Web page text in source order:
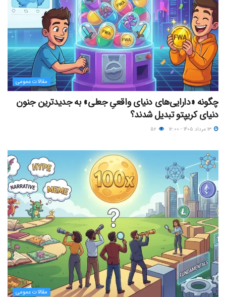
مقالات عمومی
چگونه «دارایی‌های دنیای واقعیِ جعلی» به جدیدترین جنون
دنیای کریپتو تبدیل شدند؟
مقالات عمومی